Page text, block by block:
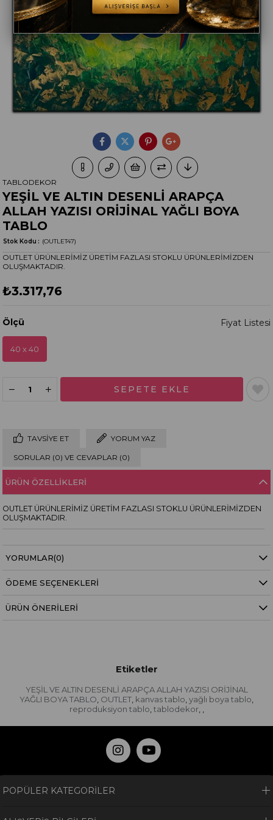
YEŞİL VE ALTIN DESENLİ ARAPÇA
ALLAH YAZISI ORİJİNAL YAĞLI BOYA
TABLO
(OUTLET47)
Stok Kodu
TABLODEKOR
OUTLET ÜRÜNLERİMİZ ÜRETİM FAZLASI STOKLU ÜRÜNLERİMİZDEN
OLUŞMAKTADIR.
₺3.317,76
Ölçü
40 x 40
TAVSIYE ET YORUM YAZ
SORULAR (0) VE CEVAPLAR (0)
ÜRÜN ÖZELLIKLERI
OUTLET ÜRÜNLERİMİZ ÜRETİM FAZLASI STOKLU ÜRÜNLERİMİZDEN
OLUŞMAKTADIR.
YORUMLAR(0)
ÖDEME SEÇENEKLERI
ÜRÜN ÖNERILERI
Etiketler
YEŞİL VE ALTIN DESENLİ ARAPÇA ALLAH YAZISI ORİJİNAL
YAĞLI BOYA TABLO, OUTLET, kanvas tablo, yağlı boya tablo,
reproduksiyon tablo, tablodekor, ,
POPÜLER KATEGORİLER